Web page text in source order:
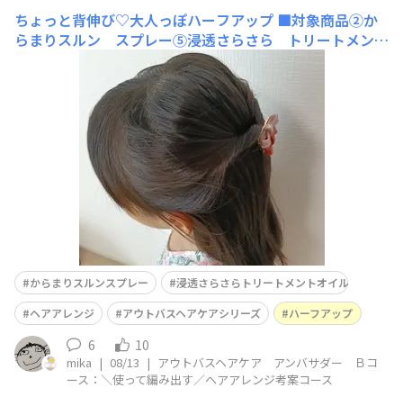
ちょっと背伸び♡大人っぽハーフアップ ■対象商品②か
らまりスルン スプレー⑤浸透さらさら トリートメント
オイル ■ヘアアレンジのタイトル 「大人っぽハーフアッ
プ♡」 ■難易度（★☆☆☆☆）←難易度MAXを★★★★
★として表現してください。 ■このヘアアレンジにおす
からまりスルンスプレー
浸透さらさらトリートメントオイル
ヘアアレンジ
アウトバスヘアケアシリーズ ハーフアップ
6 10
mika | 08/13 | アウトバスヘアケア アンバサダー Ｂコ
ース：＼使って編み出す／ヘアアレンジ考案コース